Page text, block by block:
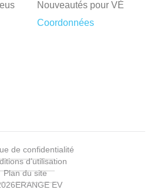
Nouveautés pour VÉ
Coordonnées
de confidentialité
d’utilisation
Plan du site
ERANGE EV